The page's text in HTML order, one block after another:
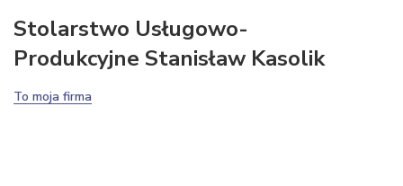
Stolarstwo Usługowo-
Produkcyjne Stanisław Kasolik
To moja firma